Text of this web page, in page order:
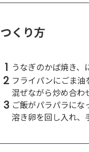
つくり方
1 うなぎのかば焼き、
2 フライパンにごま
混ぜながら炒め合わ
3 ご飯がパラパラにな
溶き卵を回し入れ、